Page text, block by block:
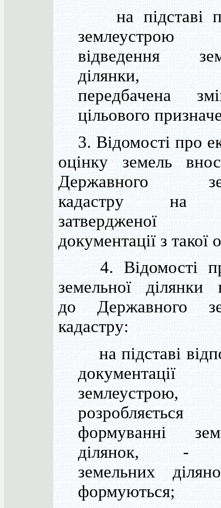
на підставі
землеустрою
відведення
ділянки,
передбачена
цільового
3. Відомості про
оцінку земель
Державного
кадастру на
затвердженої
документації з такої
4. Відомості
земельної ділянки
до Державного
кадастру:
на підставі
формуванні
ділянок, -
земельних
формуються;